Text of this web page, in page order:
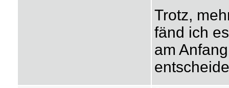
Trotz,
fänd ich
am